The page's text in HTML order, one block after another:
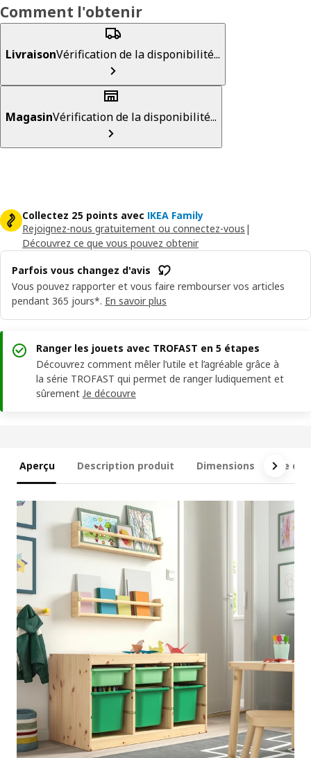
Comment l'obtenir
LivraisonVérification de la disponibilité...
MagasinVérification de la disponibilité...
Collectez 25 points avec IKEA Family
Rejoignez-nous gratuitement ou connectez-vous |
Découvrez ce que vous pouvez obtenir
Parfois vous changez d'avis
Vous pouvez rapporter et vous faire rembourser vos articles
pendant 365 jours*. En savoir plus
Ranger les jouets avec TROFAST en 5 étapes
Découvrez comment mêler l’utile et l’agréable grâce à
la série TROFAST qui permet de ranger ludiquement et
sûrement Je découvre
Aperçu Description produit Dimensions Ce